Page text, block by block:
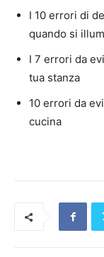
I 10 errori di
quando si
I 7 errori da
tua stanza
10 errori da
cucina